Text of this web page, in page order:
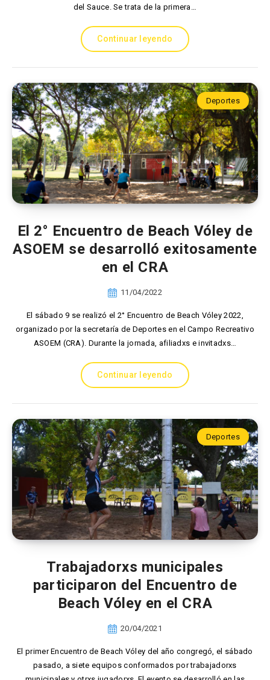
del Sauce. Se trata de la primera…
Continuar leyendo
Deportes
El 2° Encuentro de Beach Vóley de
ASOEM se desarrolló exitosamente
en el CRA
11/04/2022
El sábado 9 se realizó el 2° Encuentro de Beach Vóley 2022,
organizado por la secretaría de Deportes en el Campo Recreativo
ASOEM (CRA). Durante la jornada, afiliadxs e invitadxs…
Continuar leyendo
Deportes
Trabajadorxs municipales
participaron del Encuentro de
Beach Vóley en el CRA
20/04/2021
El primer Encuentro de Beach Vóley del año congregó, el sábado
pasado, a siete equipos conformados por trabajadorxs